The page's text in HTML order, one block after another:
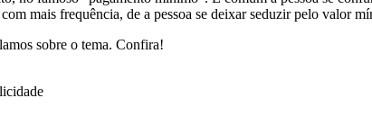
mais frequência, de a pessoa se deixar seduzir pelo valor
sobre o tema. Confira!